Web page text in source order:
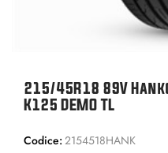
215/45R18 89V
K125 DEMO TL
Codice: 2154518HANK